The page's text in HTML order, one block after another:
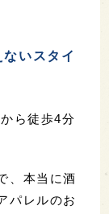
いスタイ
ら徒歩4分
、本当に酒
パレルのお